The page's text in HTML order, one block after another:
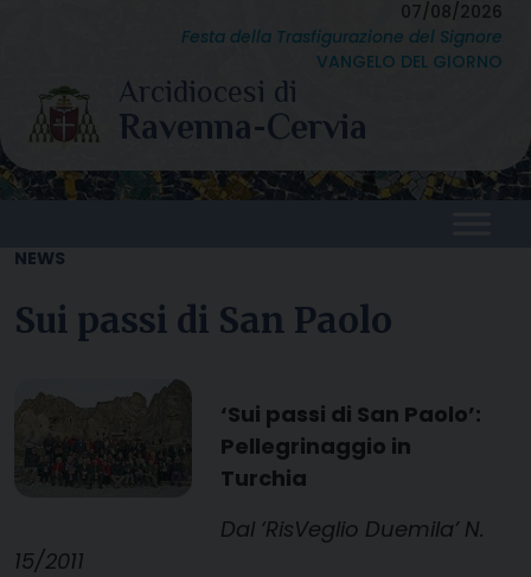
content
07/08/2026
Festa della Trasfigurazione del Signore
VANGELO DEL GIORNO
NEWS
Sui passi di San Paolo
‘Sui passi di San Paolo’:
Pellegrinaggio in
Turchia
Dal ‘RisVeglio Duemila’ N.
15/2011